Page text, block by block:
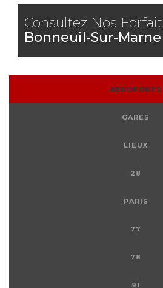
Consultez Nos
Bonneuil-Sur-Marne
AÉROPORTS
GARES
LIEUX
28
PARIS
77
78
91